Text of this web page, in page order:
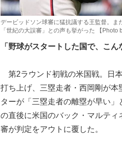
デービッドソン球審に猛抗議する王監督。
「世紀の大誤審」との声も挙がった 【Photo
「野球がスタートした国で、こ
第2ラウンド初戦の米国戦。日
打ち上げ、三塁走者・西岡剛が
ターが「三塁走者の離塁が早い
の直後に米国のバック・マルテ
審が判定をアウトに覆した。